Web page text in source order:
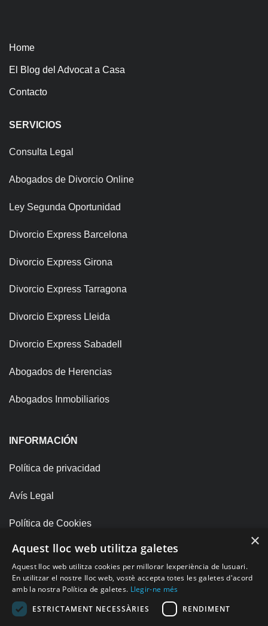
Home
El Blog del Advocat a Casa
Contacto
SERVICIOS
Consulta Legal
Abogados de Divorcio Online
Ley Segunda Oportunidad
Divorcio Express Barcelona
Divorcio Express Girona
Divorcio Express Tarragona
Divorcio Express Lleida
Divorcio Express Sabadell
Abogados de Herencias
Abogados Inmobiliarios
INFORMACIÓN
Política de privacidad
Avís Legal
Política de Cookies
SOCIAL
Facebook
LinkedIn
×
Aquest lloc web utilitza galetes
Aquest lloc web utilitza cookies per millorar lexperiència de lusuari.
En utilitzar el nostre lloc web, vostè accepta totes les galetes d'acord
amb la nostra Política de galetes. Llegir-ne més
ESTRICTAMENT NECESSÀRIES
RENDIMENT